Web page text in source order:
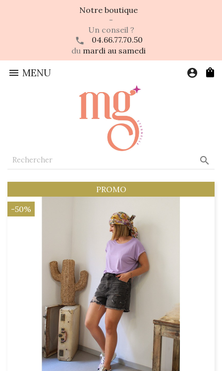
Notre boutique
-
Un conseil ?
04.66.77.70.50
du mardi au samedi
 MENU account_circle

PROMO
-50%